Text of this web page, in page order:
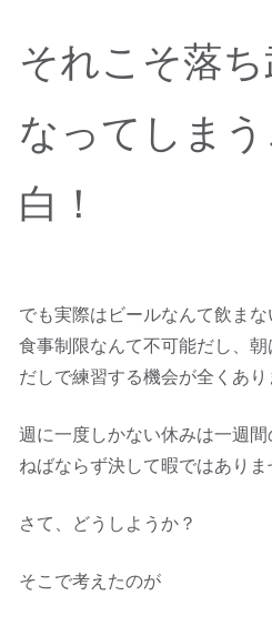
それこそ落
なってしま
白！
でも実際はビールなんて飲まな
食事制限なんて不可能だし、
だしで練習する機会が全くあり
週に一度しかない休みは一週
ねばならず決して暇ではありま
さて、どうしようか？
そこで考えたのが